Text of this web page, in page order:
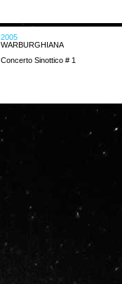
2005
WARBURGHIANA
Concerto Sinottico # 1